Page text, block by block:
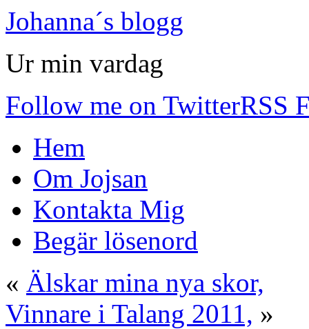
Johanna´s blogg
Ur min vardag
Follow me on TwitterRSS
Hem
Om Jojsan
Kontakta Mig
Begär lösenord
« Älskar mina nya skor,
Vinnare i Talang 2011, »